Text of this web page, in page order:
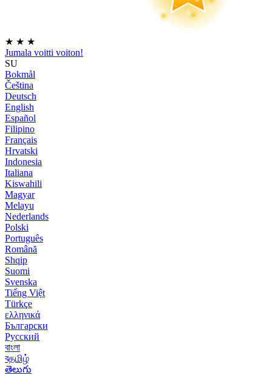
★ ★ ★
Jumala voitti voiton!
SU
Bokmål
Čeština
Deutsch
English
Español
Filipino
Français
Hrvatski
Indonesia
Italiana
Kiswahili
Magyar
Melayu
Nederlands
Polski
Português
Română
Shqip
Suomi
Svenska
Tiếng Việt
Türkçe
ελληνικά
Български
Русский
বাংলা
বதமிழ்
తెలుగు